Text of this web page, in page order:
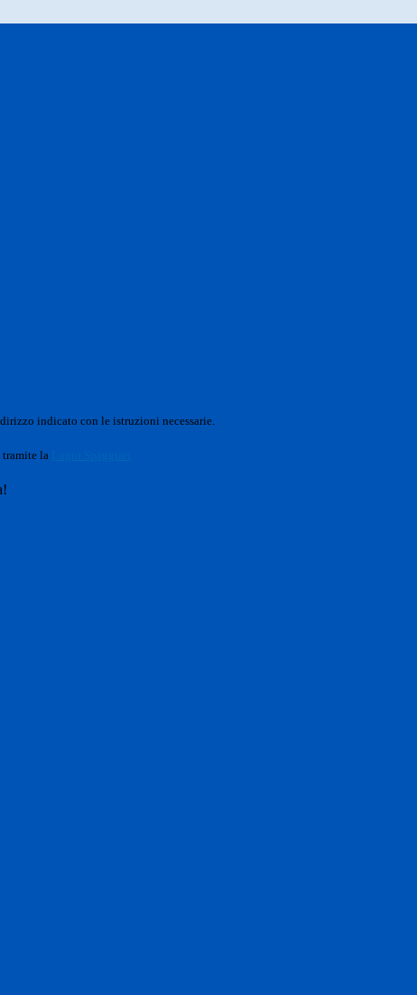
indicato con le istruzioni necessarie.
tramite la